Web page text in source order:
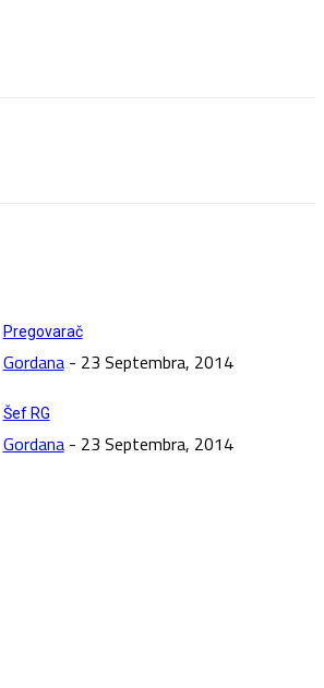
Pregovarač
Gordana - 23 Septembra, 2014
Šef RG
Gordana - 23 Septembra, 2014